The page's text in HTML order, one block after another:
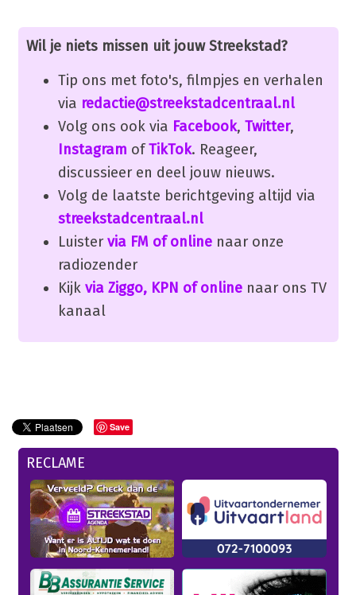
Wil je niets missen uit jouw Streekstad?
Tip ons met foto's, filmpjes en verhalen
via redactie@streekstadcentraal.nl
Volg ons ook via Facebook, Twitter,
Instagram ofTikTok. Reageer,
discussieer en deel jouw nieuws.
Volg de laatste berichtgeving altijd via
streekstadcentraal.nl
Luister via FM of onlinenaar onze
radiozender
Kijk via Ziggo, KPN of onlinenaar ons TV
kanaal
Save
RECLAME